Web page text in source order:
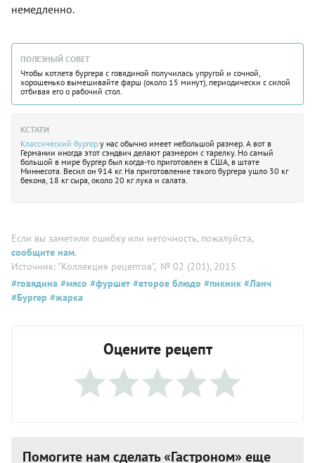
немедленно.
ПОЛЕЗНЫЙ СОВЕТ
Чтобы котлета бургера с говядиной получилась упругой и сочной,
хорошенько вымешивайте фарш (около 15 минут), периодически с силой
отбивая его о рабочий стол.
КСТАТИ
Классический бургер у нас обычно имеет небольшой размер. А вот в
Германии иногда этот сэндвич делают размером с тарелку. Но самый
большой в мире бургер был когда-то приготовлен в США, в штате
Миннесота. Весил он 914 кг. На приготовление такого бургера ушло 30 кг
бекона, 18 кг сыра, около 20 кг лука и салата.
Если вы заметили ошибку или неточность, пожалуйста,
сообщите нам.
Источник: "Коллекция рецептов", № 02 (201), 2015
#говядина #мясо #фуршет #второе блюдо #пикник #Ланч
#Бургер #жарка
Оцените рецепт
Помогите нам сделать «Гастроном» еще